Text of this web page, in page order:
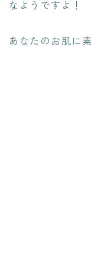
なようですよ！
あなたのお肌に